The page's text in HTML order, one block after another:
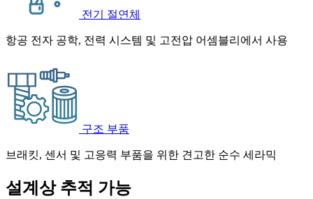
전기 절연체
항공 전자 공학, 전력 시스템 및 고전압 어셈블리에서 사용
구조 부품
브래킷, 센서 및 고응력 부품을 위한 견고한 순수 세라믹
설계상 추적 가능